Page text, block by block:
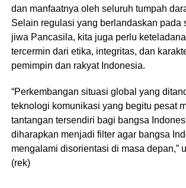
dan manfaatnya oleh seluruh tumpah
Selain regulasi yang berlandaskan pada
jiwa Pancasila, kita juga perlu
tercermin dari etika, integritas, dan
pemimpin dan rakyat Indonesia.
“Perkembangan situasi global yang
teknologi komunikasi yang begitu pesat
tantangan tersendiri bagi bangsa
diharapkan menjadi filter agar bangsa
mengalami disorientasi di masa depan,”
(rek)